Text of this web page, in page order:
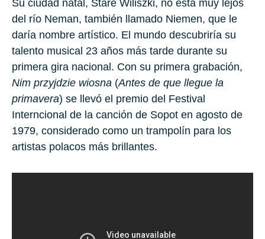
Su ciudad natal, Stare Wiliszki, no está muy lejos
del río Neman, también llamado Niemen, que le
daría nombre artístico. El mundo descubriría su
talento musica l 23 años más tarde durante su
primera gira nacional. Con su primera grabación,
Nim przyjdzie wiosna (Antes de que llegue la
primavera) se llevó el premio del Festival
Interncional de la canción de Sopot en agosto de
1979, considerado como un trampolín para los
artistas polacos más brillantes.